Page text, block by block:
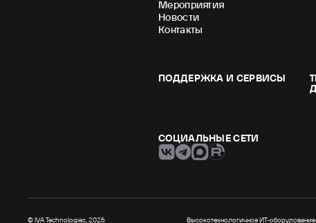
Мероприятия
Новости
Контакты
ПОДДЕРЖКА И СЕРВИСЫ
СОЦИАЛЬНЫЕ СЕТИ
© IVA Technologies, 2026 Высокотехнологичное ИТ-